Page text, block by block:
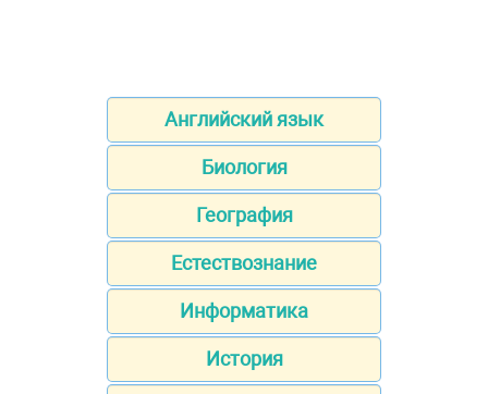
Английский язык
Биология
География
Естествознание
Информатика
История